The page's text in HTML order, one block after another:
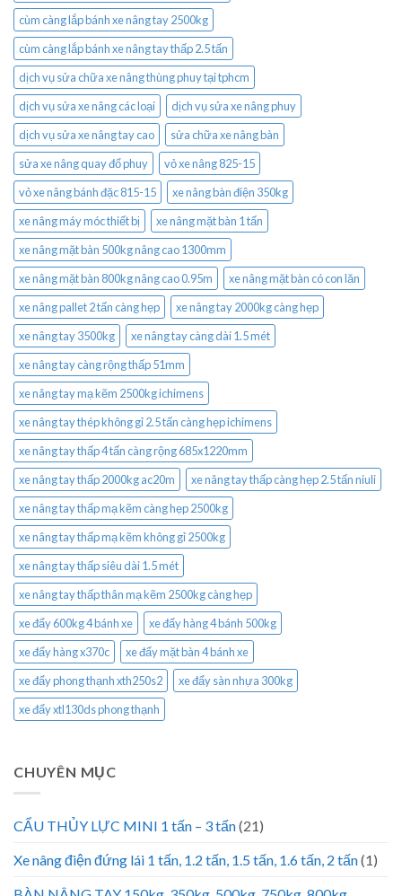
cùm càng lắp bánh xe nâng tay 2500kg
cùm càng lắp bánh xe nâng tay thấp 2.5 tấn
dịch vụ sửa chữa xe nâng thùng phuy tại tphcm
dịch vụ sửa xe nâng các loại
dịch vụ sửa xe nâng phuy
dịch vụ sửa xe nâng tay cao
sửa chữa xe nâng bàn
sửa xe nâng quay đổ phuy
vỏ xe nâng 825-15
vỏ xe nâng bánh đặc 815-15
xe nâng bàn điện 350kg
xe nâng máy móc thiết bị
xe nâng mặt bàn 1 tấn
xe nâng mặt bàn 500kg nâng cao 1300mm
xe nâng mặt bàn 800kg nâng cao 0.95m
xe nâng mặt bàn có con lăn
xe nâng pallet 2 tấn càng hẹp
xe nâng tay 2000kg càng hẹp
xe nâng tay 3500kg
xe nâng tay càng dài 1.5 mét
xe nâng tay càng rộng thấp 51mm
xe nâng tay mạ kẽm 2500kg ichimens
xe nâng tay thép không gỉ 2.5 tấn càng hẹp ichimens
xe nâng tay thấp 4 tấn càng rộng 685x1220mm
xe nâng tay thấp 2000kg ac20m
xe nâng tay thấp càng hẹp 2.5 tấn niuli
xe nâng tay thấp mạ kẽm càng hẹp 2500kg
xe nâng tay thấp mạ kẽm không gỉ 2500kg
xe nâng tay thấp siêu dài 1.5 mét
xe nâng tay thấp thân mạ kẽm 2500kg càng hẹp
xe đẩy 600kg 4 bánh xe
xe đẩy hàng 4 bánh 500kg
xe đẩy hàng x370c
xe đẩy mặt bàn 4 bánh xe
xe đẩy phong thạnh xth250s2
xe đẩy sàn nhựa 300kg
xe đẩy xtl130ds phong thạnh
CHUYÊN MỤC
CẨU THỦY LỰC MINI 1 tấn – 3 tấn(21)
Xe nâng điện đứng lái 1 tấn, 1.2 tấn, 1.5 tấn, 1.6 tấn, 2 tấn(1)